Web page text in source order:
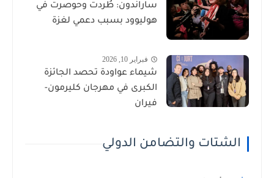
ساراندون: طُردت وحوصرت في
هوليوود بسبب دعمي لغزة
فبراير 10, 2026
شيماء عواودة تحصد الجائزة
الكبرى في مهرجان كليرمون-
فيران
الشتات والتضامن الدولي